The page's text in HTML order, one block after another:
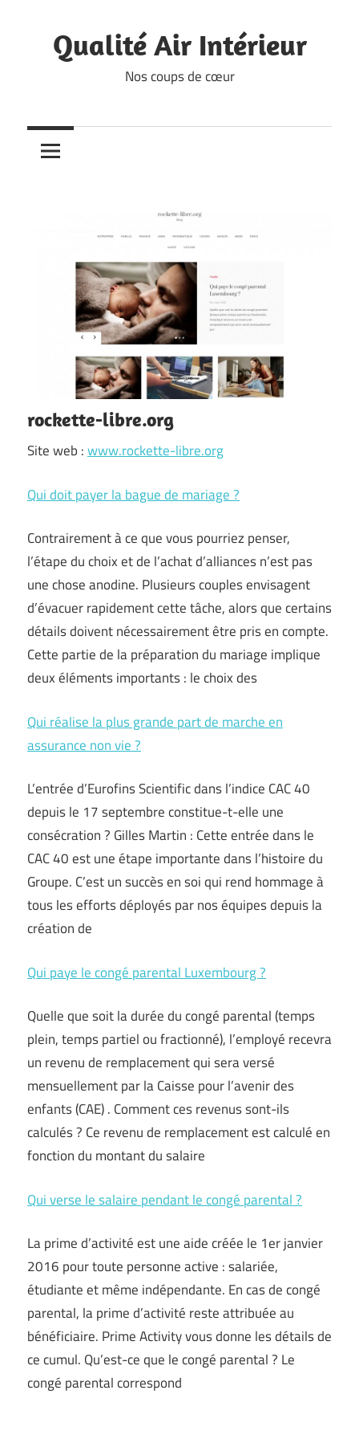
contentQualité Air Intérieur
Nos coups de cœur
rockette-libre.org
Site web :www.rockette-libre.org
Qui doit payer la bague de mariage ?
Contrairement à ce que vous pourriez penser,
l’étape du choix et de l’achat d’alliances n’est pas
une chose anodine. Plusieurs couples envisagent
d’évacuer rapidement cette tâche, alors que certains
détails doivent nécessairement être pris en compte.
Cette partie de la préparation du mariage implique
deux éléments importants : le choix des
Qui réalise la plus grande part de marche en
assurance non vie ?
L’entrée d’Eurofins Scientific dans l’indice CAC 40
depuis le 17 septembre constitue-t-elle une
consécration ? Gilles Martin : Cette entrée dans le
CAC 40 est une étape importante dans l’histoire du
Groupe. C’est un succès en soi qui rend hommage à
tous les efforts déployés par nos équipes depuis la
création de
Qui paye le congé parental Luxembourg ?
Quelle que soit la durée du congé parental (temps
plein, temps partiel ou fractionné), l’employé recevra
un revenu de remplacement qui sera versé
mensuellement par la Caisse pour l’avenir des
enfants (CAE) . Comment ces revenus sont-ils
calculés ? Ce revenu de remplacement est calculé en
fonction du montant du salaire
Qui verse le salaire pendant le congé parental ?
La prime d’activité est une aide créée le 1er janvier
2016 pour toute personne active : salariée,
étudiante et même indépendante. En cas de congé
parental, la prime d’activité reste attribuée au
bénéficiaire. Prime Activity vous donne les détails de
ce cumul. Qu’est-ce que le congé parental ? Le
congé parental correspond